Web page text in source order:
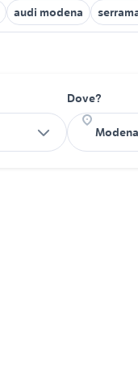
audi modena
Dove?